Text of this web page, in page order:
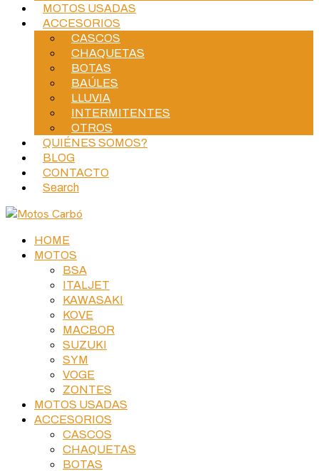
MOTOS USADAS
ACCESORIOS
CASCOS
CHAQUETAS
BOTAS
BAÚLES
LLUVIA
INTERMITENTES
OTROS
QUIÉNES SOMOS?
BLOG
CONTACTO
Search
HOME
MOTOS
BSA
ITALJET
KAWASAKI
KOVE
MACBOR
SUZUKI
SYM
VOGE
ZONTES
MOTOS USADAS
ACCESORIOS
CASCOS
CHAQUETAS
BOTAS